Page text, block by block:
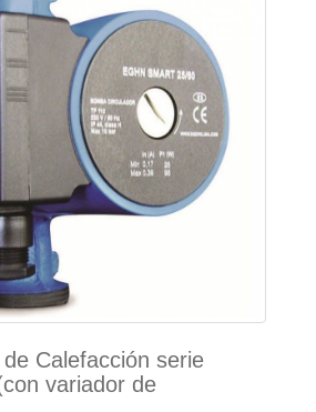
Calefacción serie
variador de